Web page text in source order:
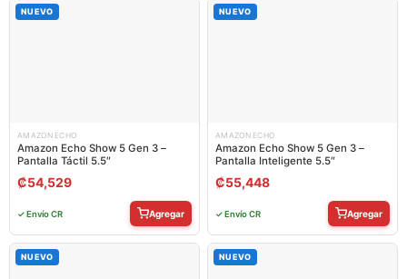
NUEVO
AMAZON ECHO
Amazon Echo Show 5 Gen 3 –
Pantalla Táctil 5.5″
₡54,529
✓ Envío CR Agregar
NUEVO
AMAZON ECHO
Amazon Echo Show 5 Gen 3 –
Pantalla Inteligente 5.5″
₡55,448
✓ Envío CR Agregar
NUEVO NUEVO